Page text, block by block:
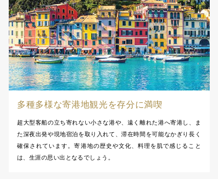
多種多様な寄港地観光を存分に満喫
超大型客船の立ち寄れない小さな港や、遠く離れた港へ寄港し、ま
た深夜出発や現地宿泊を取り入れて、滞在時間を可能なかぎり長く
確保されています。寄港地の歴史や文化、料理を肌で感じること
は、生涯の思い出となるでしょう。